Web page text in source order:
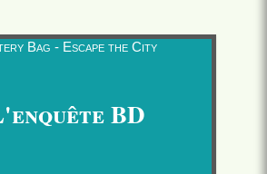
Bag - Escape the City
BD